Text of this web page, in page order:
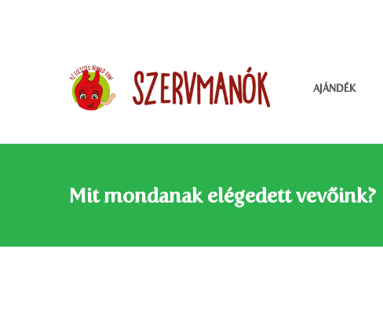
AJÁNDÉK
Mit mondanak elégedett vevőink?